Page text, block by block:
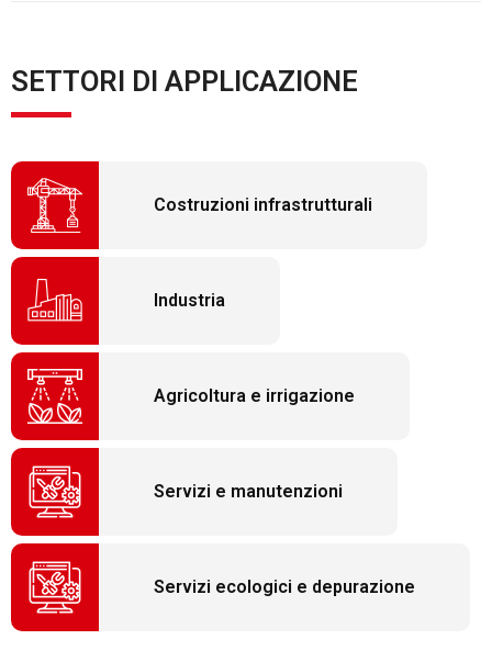
SETTORI DI APPLICAZIONE
Costruzioni infrastrutturali
Industria
Agricoltura e irrigazione
Servizi e manutenzioni
Servizi ecologici e depurazione